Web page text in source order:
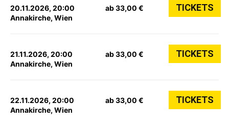
20.11.2026, 20:00
Annakirche, Wien
ab 33,00 € TICKETS
21.11.2026, 20:00
Annakirche, Wien
ab 33,00 € TICKETS
22.11.2026, 20:00
Annakirche, Wien
ab 33,00 € TICKETS